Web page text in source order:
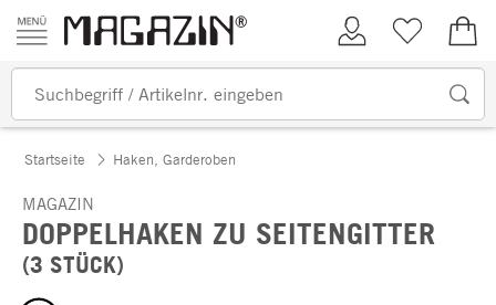
Zum Inhalt springen
Kundenkonto
Merkliste
Startseite Haken, Garderoben
MAGAZIN
DOPPELHAKEN ZU SEITENGITTER
(3 STÜCK)